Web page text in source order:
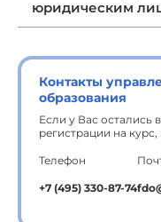
юридическим
Контакты
образования
Если у Вас остались
регистрации на
Телефон
+7 (495) 330-87-74